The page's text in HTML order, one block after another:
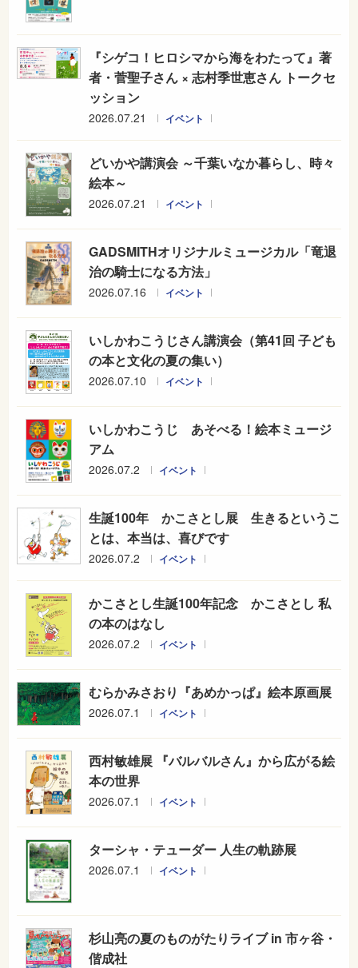
『シゲコ！ヒロシマから海をわたって』著
者・菅聖子さん × 志村季世恵さん トークセ
ッション
2026.07.21 イベント
どいかや講演会 ～千葉いなか暮らし、時々
絵本～
2026.07.21 イベント
GADSMITHオリジナルミュージカル「竜退
治の騎士になる方法」
2026.07.16 イベント
いしかわこうじさん講演会（第41回 子ども
の本と文化の夏の集い）
2026.07.10 イベント
いしかわこうじ あそべる！絵本ミュージ
アム
2026.07.2 イベント
生誕100年 かこさとし展 生きるというこ
とは、本当は、喜びです
2026.07.2 イベント
かこさとし生誕100年記念 かこさとし 私
の本のはなし
2026.07.2 イベント
むらかみさおり『あめかっぱ』絵本原画展
2026.07.1 イベント
西村敏雄展 『バルバルさん』から広がる絵
本の世界
2026.07.1 イベント
ターシャ・テューダー 人生の軌跡展
2026.07.1 イベント
杉山亮の夏のものがたりライブ in 市ヶ谷・
偕成社